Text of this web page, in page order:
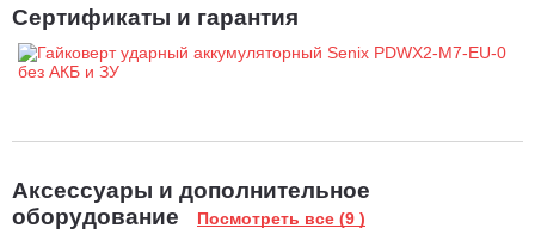
Напряжение, B 20
Сертификаты и гарантия
Аксессуары и дополнительное
оборудование
Посмотреть все (9 )